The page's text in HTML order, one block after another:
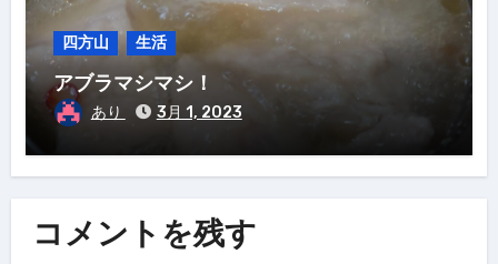
四方山 生活
アブラマシマシ！
あり 3月 1, 2023
コメントを残す